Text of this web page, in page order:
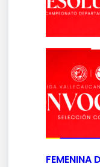
FEMENINA